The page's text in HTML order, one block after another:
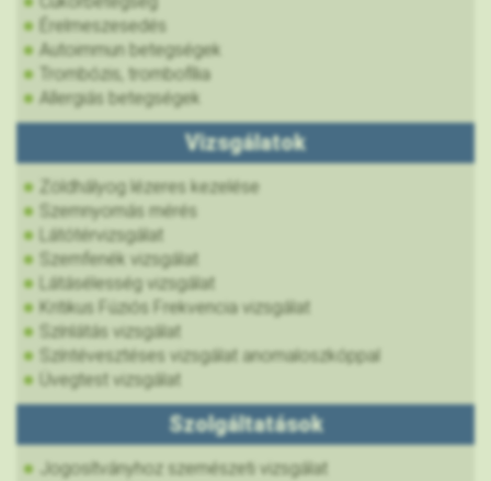
Érelmeszesedés
Autoimmun betegségek
Trombózis, trombofília
Allergiás betegségek
Vizsgálatok
Zöldhályog lézeres kezelése
Szemnyomás mérés
Látótérvizsgálat
Szemfenék vizsgálat
Látásélesség vizsgálat
Kritikus Fúziós Frekvencia vizsgálat
Színlátás vizsgálat
Színtévesztéses vizsgálat anomaloszkóppal
Üvegtest vizsgálat
Szolgáltatások
Jogosítványhoz szemészeti vizsgálat